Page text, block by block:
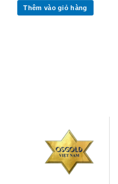
Thêm vào giỏ hàng